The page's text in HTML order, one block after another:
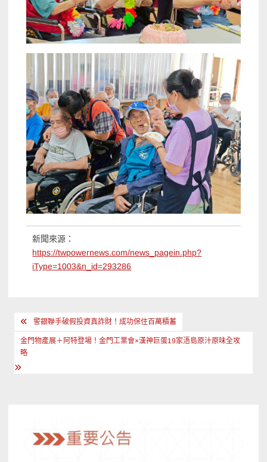
新聞來源：
https://twpowernews.com/news_pagein.php?
iType=1003&n_id=293286
文
章
導
警銀聯手破假投資真詐財！成功保住百萬積蓄
金門物產展＋阿特登場！金門工業會×漢神巨蛋19家浯島原汁原味全攻
略